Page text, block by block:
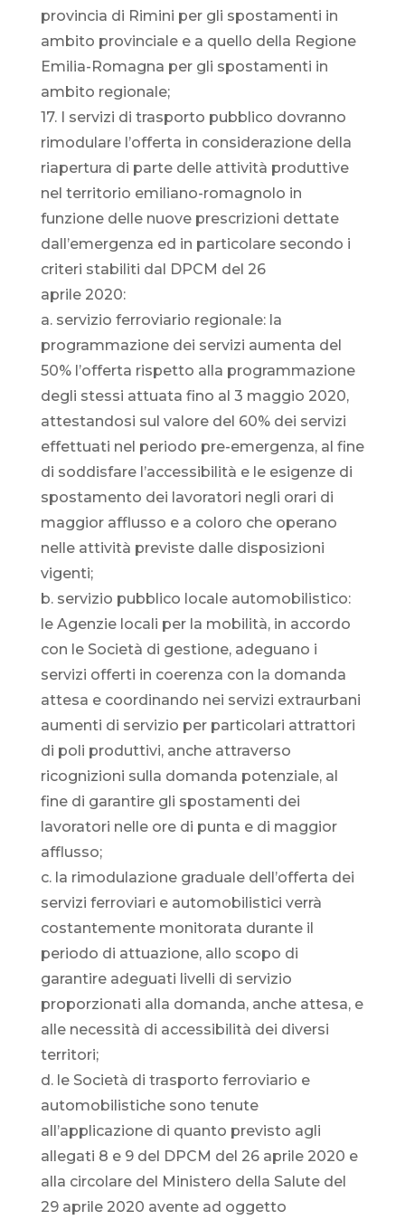
provincia di Rimini per gli spostamenti in
ambito provinciale e a quello della Regione
Emilia-Romagna per gli spostamenti in
ambito regionale;
17. I servizi di trasporto pubblico dovranno
rimodulare l’offerta in considerazione della
riapertura di parte delle attività produttive
nel territorio emiliano-romagnolo in
funzione delle nuove prescrizioni dettate
dall’emergenza ed in particolare secondo i
criteri stabiliti dal DPCM del 26
aprile 2020:
a. servizio ferroviario regionale: la
programmazione dei servizi aumenta del
50% l’offerta rispetto alla programmazione
degli stessi attuata fino al 3 maggio 2020,
attestandosi sul valore del 60% dei servizi
effettuati nel periodo pre-emergenza, al fine
di soddisfare l’accessibilità e le esigenze di
spostamento dei lavoratori negli orari di
maggior afflusso e a coloro che operano
nelle attività previste dalle disposizioni
vigenti;
b. servizio pubblico locale automobilistico:
le Agenzie locali per la mobilità, in accordo
con le Società di gestione, adeguano i
servizi offerti in coerenza con la domanda
attesa e coordinando nei servizi extraurbani
aumenti di servizio per particolari attrattori
di poli produttivi, anche attraverso
ricognizioni sulla domanda potenziale, al
fine di garantire gli spostamenti dei
lavoratori nelle ore di punta e di maggior
afflusso;
c. la rimodulazione graduale dell’offerta dei
servizi ferroviari e automobilistici verrà
costantemente monitorata durante il
periodo di attuazione, allo scopo di
garantire adeguati livelli di servizio
proporzionati alla domanda, anche attesa, e
alle necessità di accessibilità dei diversi
territori;
d. le Società di trasporto ferroviario e
automobilistiche sono tenute
all’applicazione di quanto previsto agli
allegati 8 e 9 del DPCM del 26 aprile 2020 e
alla circolare del Ministero della Salute del
29 aprile 2020 avente ad oggetto